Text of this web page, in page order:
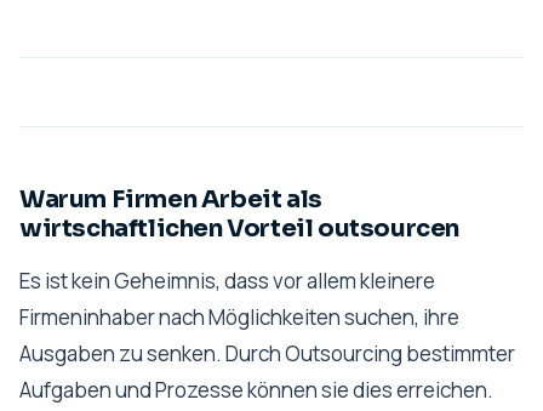
Warum Firmen Arbeit als
wirtschaftlichen Vorteil outsourcen
Es ist kein Geheimnis, dass vor allem kleinere
Firmeninhaber nach Möglichkeiten suchen, ihre
Ausgaben zu senken. Durch Outsourcing bestimmter
Aufgaben und Prozesse können sie dies erreichen.